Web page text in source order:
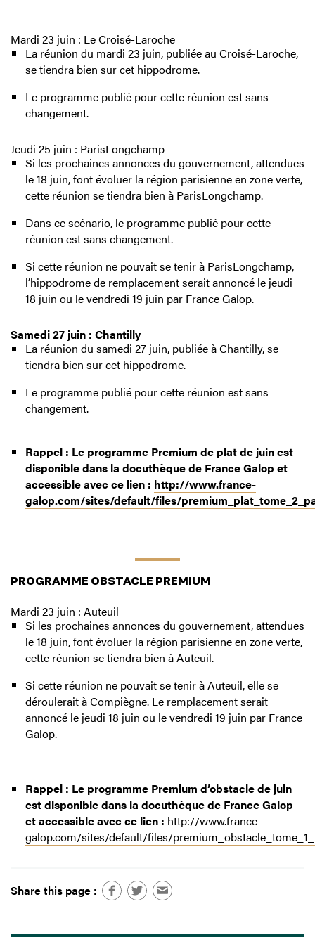
Mardi 23 juin : Le Croisé-Laroche
La réunion du mardi 23 juin, publiée au Croisé-Laroche,
se tiendra bien sur cet hippodrome.
Le programme publié pour cette réunion est sans
changement.
Jeudi 25 juin : ParisLongchamp
Si les prochaines annonces du gouvernement, attendues
le 18 juin, font évoluer la région parisienne en zone verte,
cette réunion se tiendra bien à ParisLongchamp.
Dans ce scénario, le programme publié pour cette
réunion est sans changement.
Si cette réunion ne pouvait se tenir à ParisLongchamp,
l’hippodrome de remplacement serait annoncé le jeudi
18 juin ou le vendredi 19 juin par France Galop.
Samedi 27 juin : Chantilly
La réunion du samedi 27 juin, publiée à Chantilly, se
tiendra bien sur cet hippodrome.
Le programme publié pour cette réunion est sans
changement.
Rappel : Le programme Premium de plat de juin est
disponible dans la docuthèque de France Galop et
accessible avec ce lien : http://www.france-
galop.com/sites/default/files/
PROGRAMME OBSTACLE PREMIUM
Mardi 23 juin : Auteuil
Si les prochaines annonces du gouvernement, attendues
le 18 juin, font évoluer la région parisienne en zone verte,
cette réunion se tiendra bien à Auteuil.
Si cette réunion ne pouvait se tenir à Auteuil, elle se
déroulerait à Compiègne. Le remplacement serait
annoncé le jeudi 18 juin ou le vendredi 19 juin par France
Galop.
Rappel : Le programme Premium d’obstacle de juin
est disponible dans la docuthèque de France Galop
et accessible avec ce lien : http://www.france-
galop.com/sites/default/files/
Share this page :